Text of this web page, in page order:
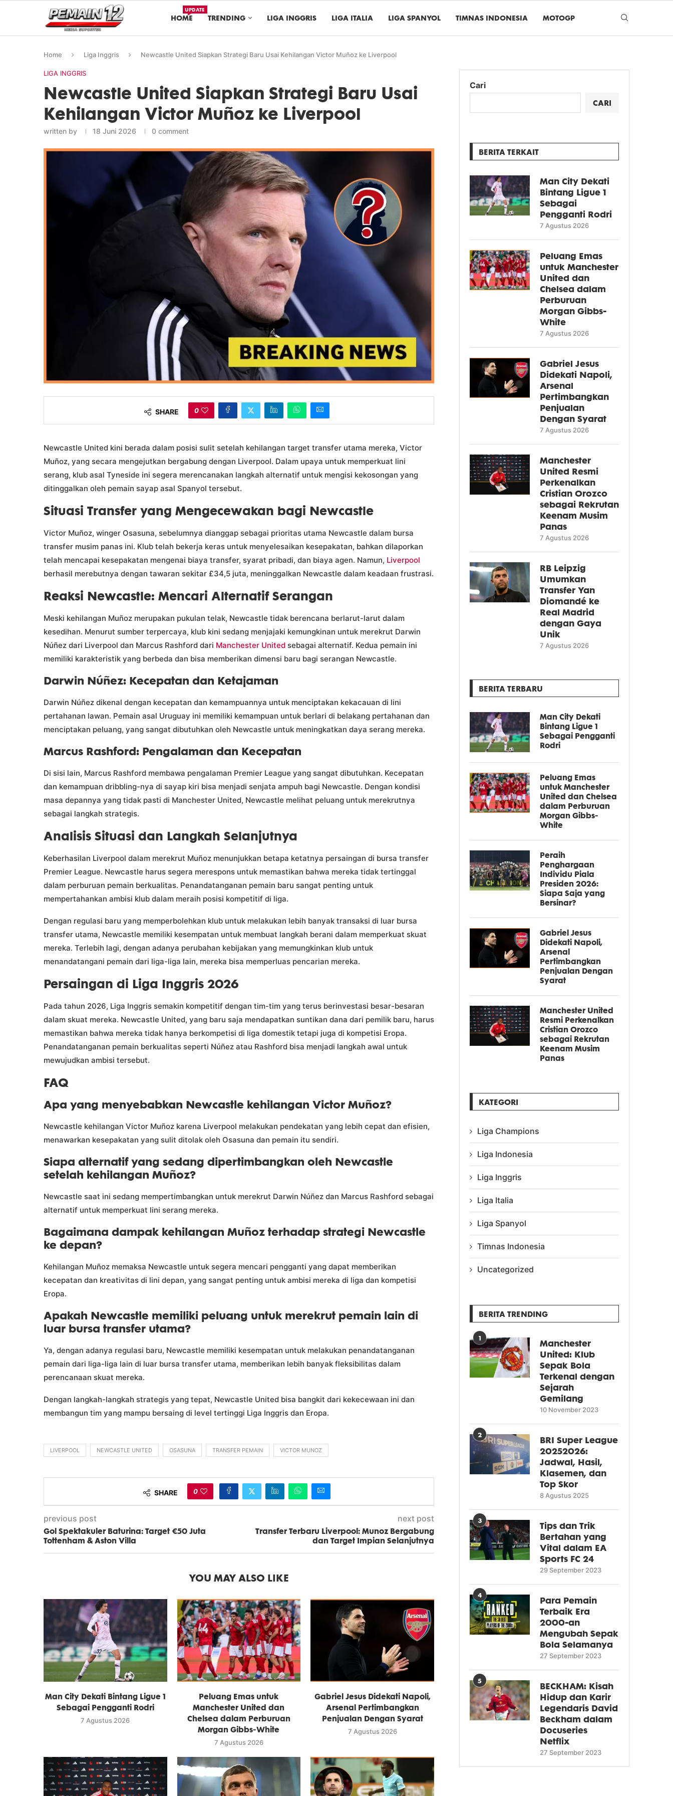
HOME
UPDATE
TRENDING LIGA INGGRIS LIGA ITALIA LIGA SPANYOL TIMNAS INDONESIA MOTOGP
Home Liga Inggris Newcastle United Siapkan Strategi Baru Usai Kehilangan Victor Muñoz ke Liverpool
LIGA INGGRIS
Newcastle United Siapkan Strategi Baru Usai
Kehilangan Victor Muñoz ke Liverpool
written by 18 Juni 2026 0 comment
SHARE 0
Newcastle United kini berada dalam posisi sulit setelah kehilangan target transfer utama mereka, Victor
Muñoz, yang secara mengejutkan bergabung dengan Liverpool. Dalam upaya untuk memperkuat lini
serang, klub asal Tyneside ini segera merencanakan langkah alternatif untuk mengisi kekosongan yang
ditinggalkan oleh pemain sayap asal Spanyol tersebut.
Situasi Transfer yang Mengecewakan bagi Newcastle
Victor Muñoz, winger Osasuna, sebelumnya dianggap sebagai prioritas utama Newcastle dalam bursa
transfer musim panas ini. Klub telah bekerja keras untuk menyelesaikan kesepakatan, bahkan dilaporkan
telah mencapai kesepakatan mengenai biaya transfer, syarat pribadi, dan biaya agen. Namun, Liverpool
berhasil merebutnya dengan tawaran sekitar £34,5 juta, meninggalkan Newcastle dalam keadaan frustrasi.
Reaksi Newcastle: Mencari Alternatif Serangan
Meski kehilangan Muñoz merupakan pukulan telak, Newcastle tidak berencana berlarut-larut dalam
kesedihan. Menurut sumber terpercaya, klub kini sedang menjajaki kemungkinan untuk merekrut Darwin
Núñez dari Liverpool dan Marcus Rashford dari Manchester United sebagai alternatif. Kedua pemain ini
memiliki karakteristik yang berbeda dan bisa memberikan dimensi baru bagi serangan Newcastle.
Darwin Núñez: Kecepatan dan Ketajaman
Darwin Núñez dikenal dengan kecepatan dan kemampuannya untuk menciptakan kekacauan di lini
pertahanan lawan. Pemain asal Uruguay ini memiliki kemampuan untuk berlari di belakang pertahanan dan
menciptakan peluang, yang sangat dibutuhkan oleh Newcastle untuk meningkatkan daya serang mereka.
Marcus Rashford: Pengalaman dan Kecepatan
Di sisi lain, Marcus Rashford membawa pengalaman Premier League yang sangat dibutuhkan. Kecepatan
dan kemampuan dribbling-nya di sayap kiri bisa menjadi senjata ampuh bagi Newcastle. Dengan kondisi
masa depannya yang tidak pasti di Manchester United, Newcastle melihat peluang untuk merekrutnya
sebagai langkah strategis.
Analisis Situasi dan Langkah Selanjutnya
Keberhasilan Liverpool dalam merekrut Muñoz menunjukkan betapa ketatnya persaingan di bursa transfer
Premier League. Newcastle harus segera merespons untuk memastikan bahwa mereka tidak tertinggal
dalam perburuan pemain berkualitas. Penandatanganan pemain baru sangat penting untuk
mempertahankan ambisi klub dalam meraih posisi kompetitif di liga.
Dengan regulasi baru yang memperbolehkan klub untuk melakukan lebih banyak transaksi di luar bursa
transfer utama, Newcastle memiliki kesempatan untuk membuat langkah berani dalam memperkuat skuat
mereka. Terlebih lagi, dengan adanya perubahan kebijakan yang memungkinkan klub untuk
menandatangani pemain dari liga-liga lain, mereka bisa memperluas pencarian mereka.
Persaingan di Liga Inggris 2026
Pada tahun 2026, Liga Inggris semakin kompetitif dengan tim-tim yang terus berinvestasi besar-besaran
dalam skuat mereka. Newcastle United, yang baru saja mendapatkan suntikan dana dari pemilik baru, harus
memastikan bahwa mereka tidak hanya berkompetisi di liga domestik tetapi juga di kompetisi Eropa.
Penandatanganan pemain berkualitas seperti Núñez atau Rashford bisa menjadi langkah awal untuk
mewujudkan ambisi tersebut.
FAQ
Apa yang menyebabkan Newcastle kehilangan Victor Muñoz?
Newcastle kehilangan Victor Muñoz karena Liverpool melakukan pendekatan yang lebih cepat dan efisien,
menawarkan kesepakatan yang sulit ditolak oleh Osasuna dan pemain itu sendiri.
Siapa alternatif yang sedang dipertimbangkan oleh Newcastle
setelah kehilangan Muñoz?
Newcastle saat ini sedang mempertimbangkan untuk merekrut Darwin Núñez dan Marcus Rashford sebagai
alternatif untuk memperkuat lini serang mereka.
Bagaimana dampak kehilangan Muñoz terhadap strategi Newcastle
ke depan?
Kehilangan Muñoz memaksa Newcastle untuk segera mencari pengganti yang dapat memberikan
kecepatan dan kreativitas di lini depan, yang sangat penting untuk ambisi mereka di liga dan kompetisi
Eropa.
Apakah Newcastle memiliki peluang untuk merekrut pemain lain di
luar bursa transfer utama?
Ya, dengan adanya regulasi baru, Newcastle memiliki kesempatan untuk melakukan penandatanganan
pemain dari liga-liga lain di luar bursa transfer utama, memberikan lebih banyak fleksibilitas dalam
perencanaan skuat mereka.
Dengan langkah-langkah strategis yang tepat, Newcastle United bisa bangkit dari kekecewaan ini dan
membangun tim yang mampu bersaing di level tertinggi Liga Inggris dan Eropa.
LIVERPOOL NEWCASTLE UNITED OSASUNA TRANSFER PEMAIN VICTOR MUNOZ
SHARE 0
previous post
Gol Spektakuler Baturina: Target €50 Juta
Tottenham & Aston Villa
next post
Transfer Terbaru Liverpool: Munoz Bergabung
dan Target Impian Selanjutnya
YOU MAY ALSO LIKE
Man City Dekati Bintang Ligue 1
Sebagai Pengganti Rodri
7 Agustus 2026
Peluang Emas untuk
Manchester United dan
Chelsea dalam Perburuan
Morgan Gibbs-White
7 Agustus 2026
Gabriel Jesus Didekati Napoli,
Arsenal Pertimbangkan
Penjualan Dengan Syarat
7 Agustus 2026
Cari
CARI
BERITA TERKAIT
Man City Dekati
Bintang Ligue 1
Sebagai
Pengganti Rodri
7 Agustus 2026
Peluang Emas
untuk Manchester
United dan
Chelsea dalam
Perburuan
Morgan Gibbs-
White
7 Agustus 2026
Gabriel Jesus
Didekati Napoli,
Arsenal
Pertimbangkan
Penjualan
Dengan Syarat
7 Agustus 2026
Manchester
United Resmi
Perkenalkan
Cristian Orozco
sebagai Rekrutan
Keenam Musim
Panas
7 Agustus 2026
RB Leipzig
Umumkan
Transfer Yan
Diomandé ke
Real Madrid
dengan Gaya
Unik
7 Agustus 2026
BERITA TERBARU
Man City Dekati
Bintang Ligue 1
Sebagai Pengganti
Rodri
Peluang Emas
untuk Manchester
United dan Chelsea
dalam Perburuan
Morgan Gibbs-
White
Peraih
Penghargaan
Individu Piala
Presiden 2026:
Siapa Saja yang
Bersinar?
Gabriel Jesus
Didekati Napoli,
Arsenal
Pertimbangkan
Penjualan Dengan
Syarat
Manchester United
Resmi Perkenalkan
Cristian Orozco
sebagai Rekrutan
Keenam Musim
Panas
KATEGORI
Liga Champions
Liga Indonesia
Liga Inggris
Liga Italia
Liga Spanyol
Timnas Indonesia
Uncategorized
BERITA TRENDING
1
Manchester
United: Klub
Sepak Bola
Terkenal dengan
Sejarah
Gemilang
10 November 2023
2
BRI Super League
20252026:
Jadwal, Hasil,
Klasemen, dan
Top Skor
8 Agustus 2025
3
Tips dan Trik
Bertahan yang
Vital dalam EA
Sports FC 24
29 September 2023
4
Para Pemain
Terbaik Era
2000-an
Mengubah Sepak
Bola Selamanya
27 September 2023
5
BECKHAM: Kisah
Hidup dan Karir
Legendaris David
Beckham dalam
Docuseries
Netflix
27 September 2023